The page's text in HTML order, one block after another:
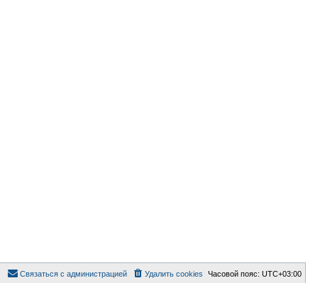
Часовой пояс: UTC+03:00
Удалить cookies
Связаться с администрацией